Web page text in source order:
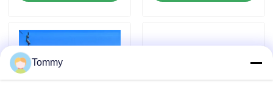
Casi
Chiedi un preventivo
Tommy